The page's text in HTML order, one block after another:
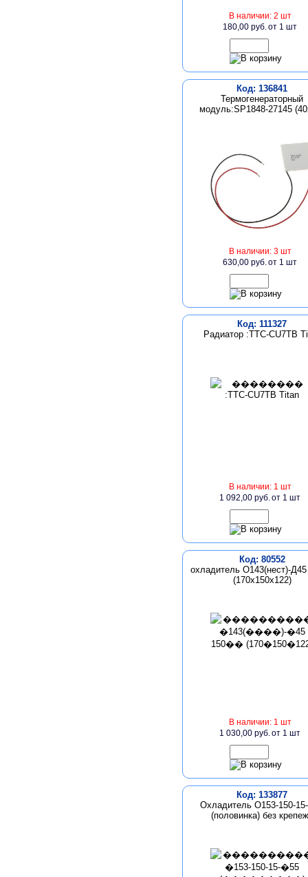
В наличии: 2 шт
180,00 руб.от 1 шт
Код: 136841
Термогенераторный
модуль:SP1848-27145
В наличии: 3 шт
630,00 руб.от 1 шт
Код: 111327
Радиатор :TTC-CU7TB
В наличии: 1 шт
1 092,00 руб.от 1 шт
Код: 80552
охладитель О143(нест)-
(170х150х122)
В наличии: 1 шт
1 030,00 руб.от 1 шт
Код: 133877
Охладитель О153-150-
(половинка) без